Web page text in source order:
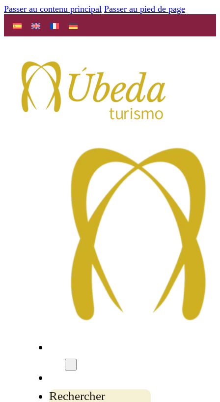
Passer au contenu principal Passer au pied de page
Rechercher